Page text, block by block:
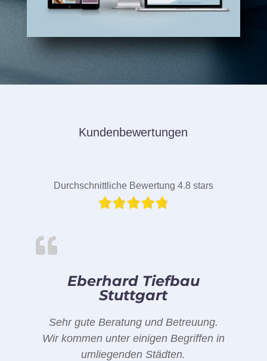
Kundenbewertungen
Durchschnittliche Bewertung 4.8 stars
Eberhard Tiefbau
Stuttgart
Sehr gute Beratung und Betreuung.
Wir kommen unter einigen Begriffen in
umliegenden Städten.